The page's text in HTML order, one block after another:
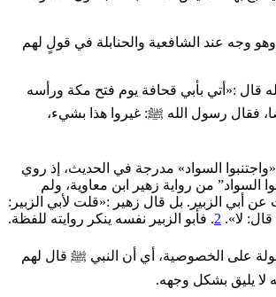
وهو وجه عند الشافعية والحنابلة في قولٍ لهم
قال :«أتي بأبي قحافة يوم فتح مكة ورأسه
فقال رسول الله ﷺ: غيروا هذا بشيء،
السواد» مدرجة في الحديث، إذ روي
السواد” من رواية زهير ابن معاوية، ولم
عن أبي الزبير. بل قال زهير :«قلت لأبي الزبير:
قال: لا». 2. فأبو الزبير نفسه ينكر روايته للفظة.
على الخصوصية، أي أن النبي ﷺ قال لهم
لا يليق بشكل وجهه.